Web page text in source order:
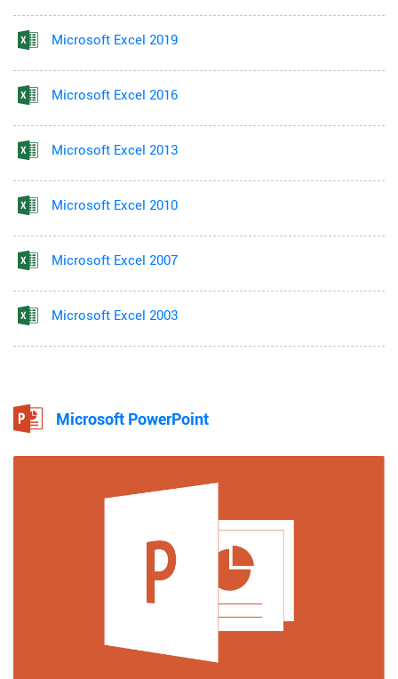
Microsoft Excel 2019
Microsoft Excel 2016
Microsoft Excel 2013
Microsoft Excel 2010
Microsoft Excel 2007
Microsoft Excel 2003
Microsoft PowerPoint